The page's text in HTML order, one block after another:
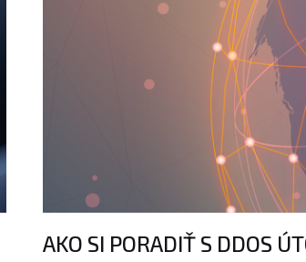
AKO SI PORADIŤ S DDOS